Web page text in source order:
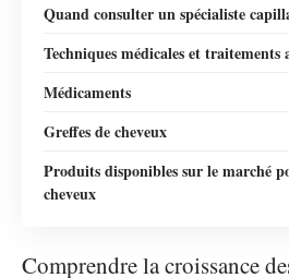
Quand consulter un spécialiste
Techniques médicales et traitements
Médicaments
Greffes de cheveux
Produits disponibles sur le marché
cheveux
Comprendre la croissance